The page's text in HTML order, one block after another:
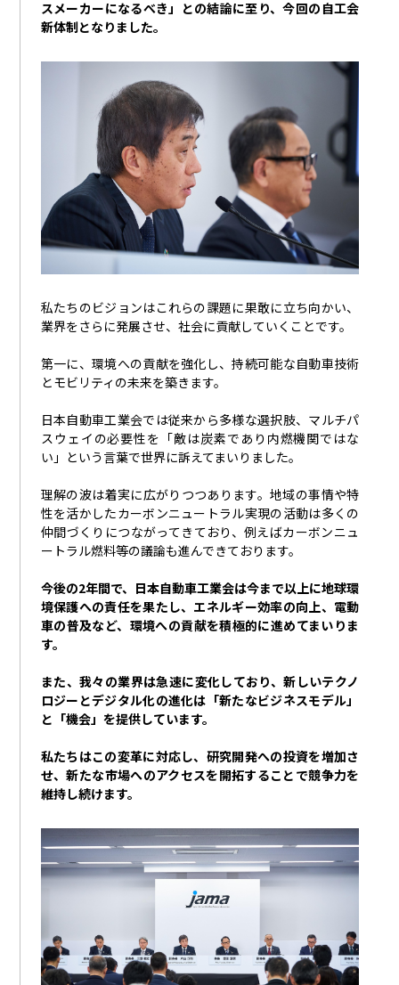
スメーカーになるべき」との結論に至り、今回の自工会
新体制となりました。
私たちのビジョンはこれらの課題に果敢に立ち向かい、
業界をさらに発展させ、社会に貢献していくことです。
第一に、環境への貢献を強化し、持続可能な自動車技術
とモビリティの未来を築きます。
日本自動車工業会では従来から多様な選択肢、マルチパ
スウェイの必要性を「敵は炭素であり内燃機関ではな
い」という言葉で世界に訴えてまいりました。
理解の波は着実に広がりつつあります。地域の事情や特
性を活かしたカーボンニュートラル実現の活動は多くの
仲間づくりにつながってきており、例えばカーボンニュ
ートラル燃料等の議論も進んできております。
今後の2年間で、日本自動車工業会は今まで以上に地球環
境保護への責任を果たし、エネルギー効率の向上、電動
車の普及など、環境への貢献を積極的に進めてまいりま
す。
また、我々の業界は急速に変化しており、新しいテクノ
ロジーとデジタル化の進化は「新たなビジネスモデル」
と「機会」を提供しています。
私たちはこの変革に対応し、研究開発への投資を増加さ
せ、新たな市場へのアクセスを開拓することで競争力を
維持し続けます。